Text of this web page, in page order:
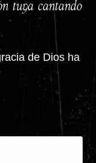
tuya cantando
de Dios ha